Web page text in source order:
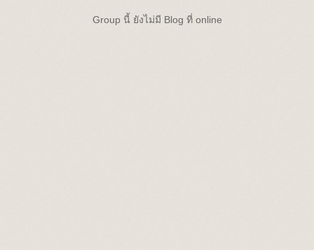
Group นี้ ยังไม่มี Blog ที่ online